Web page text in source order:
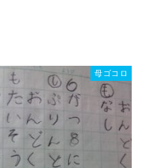
母ゴコロ